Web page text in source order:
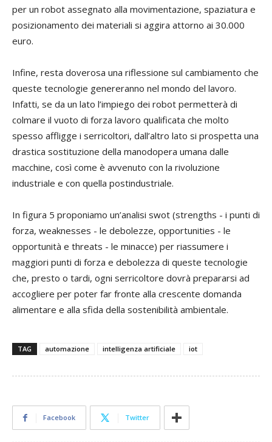
per un robot assegnato alla movimentazione, spaziatura e
posizionamento dei materiali si aggira attorno ai 30.000
euro.
Infine, resta doverosa una riflessione sul cambiamento che
queste tecnologie genereranno nel mondo del lavoro.
Infatti, se da un lato l’impiego dei robot permetterà di
colmare il vuoto di forza lavoro qualificata che molto
spesso affligge i serricoltori, dall’altro lato si prospetta una
drastica sostituzione della manodopera umana dalle
macchine, così come è avvenuto con la rivoluzione
industriale e con quella postindustriale.
In figura 5 proponiamo un’analisi swot (strengths - i punti di
forza, weaknesses - le debolezze, opportunities - le
opportunità e threats - le minacce) per riassumere i
maggiori punti di forza e debolezza di queste tecnologie
che, presto o tardi, ogni serricoltore dovrà prepararsi ad
accogliere per poter far fronte alla crescente domanda
alimentare e alla sfida della sostenibilità ambientale.
TAG automazione intelligenza artificiale iot
Facebook Twitter